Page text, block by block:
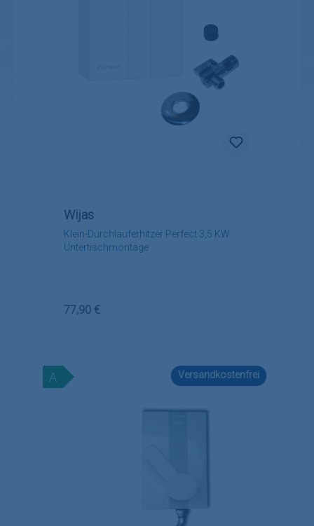
Klein-Durchlauferhitzer Perfect 3,5 KW
Untertischmontage
Wijas
Regulärer Preis:
77,90 €
Versandkostenfrei
A